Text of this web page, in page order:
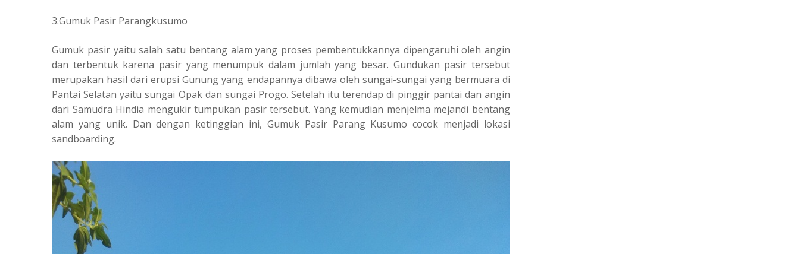
3.Gumuk Pasir Parangkusumo
Gumuk pasir yaitu salah satu bentang alam yang proses pembentukkannya dipengaruhi oleh angin
dan terbentuk karena pasir yang menumpuk dalam jumlah yang besar. Gundukan pasir tersebut
merupakan hasil dari erupsi Gunung yang endapannya dibawa oleh sungai-sungai yang bermuara di
Pantai Selatan yaitu sungai Opak dan sungai Progo. Setelah itu terendap di pinggir pantai dan angin
dari Samudra Hindia mengukir tumpukan pasir tersebut. Yang kemudian menjelma mejandi bentang
alam yang unik. Dan dengan ketinggian ini, Gumuk Pasir Parang Kusumo cocok menjadi lokasi
sandboarding.